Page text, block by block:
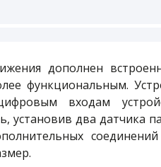
дополнен
функциональным.
входам
установив два датчика